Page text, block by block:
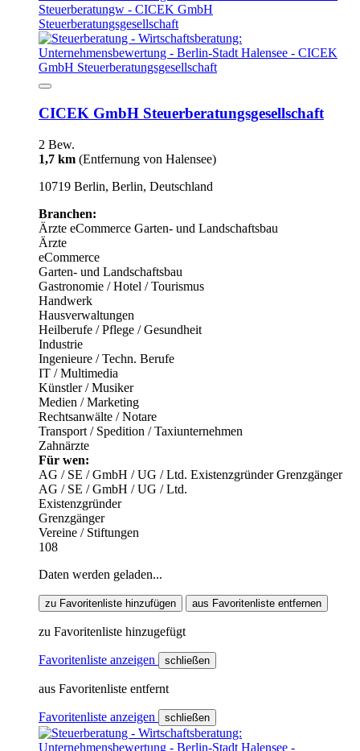
CICEK GmbH Steuerberatungsgesellschaft
2 Bew.
1,7 km (Entfernung von Halensee)
10719 Berlin, Berlin, Deutschland
Branchen:
Ärzte eCommerce Garten- und Landschaftsbau
Ärzte
eCommerce
Garten- und Landschaftsbau
Gastronomie / Hotel / Tourismus
Handwerk
Hausverwaltungen
Heilberufe / Pflege / Gesundheit
Industrie
Ingenieure / Techn. Berufe
IT / Multimedia
Künstler / Musiker
Medien / Marketing
Rechtsanwälte / Notare
Transport / Spedition / Taxiunternehmen
Zahnärzte
Für wen:
AG / SE / GmbH / UG / Ltd. ExistenzgründerGrenzgänger
AG / SE / GmbH / UG / Ltd.
Existenzgründer
Grenzgänger
Vereine / Stiftungen
108
Daten werden geladen...
zu Favoritenliste hinzufügen aus Favoritenliste entfernen
zu Favoritenliste hinzugefügt
Favoritenliste anzeigen schließen
aus Favoritenliste entfernt
Favoritenliste anzeigen schließen